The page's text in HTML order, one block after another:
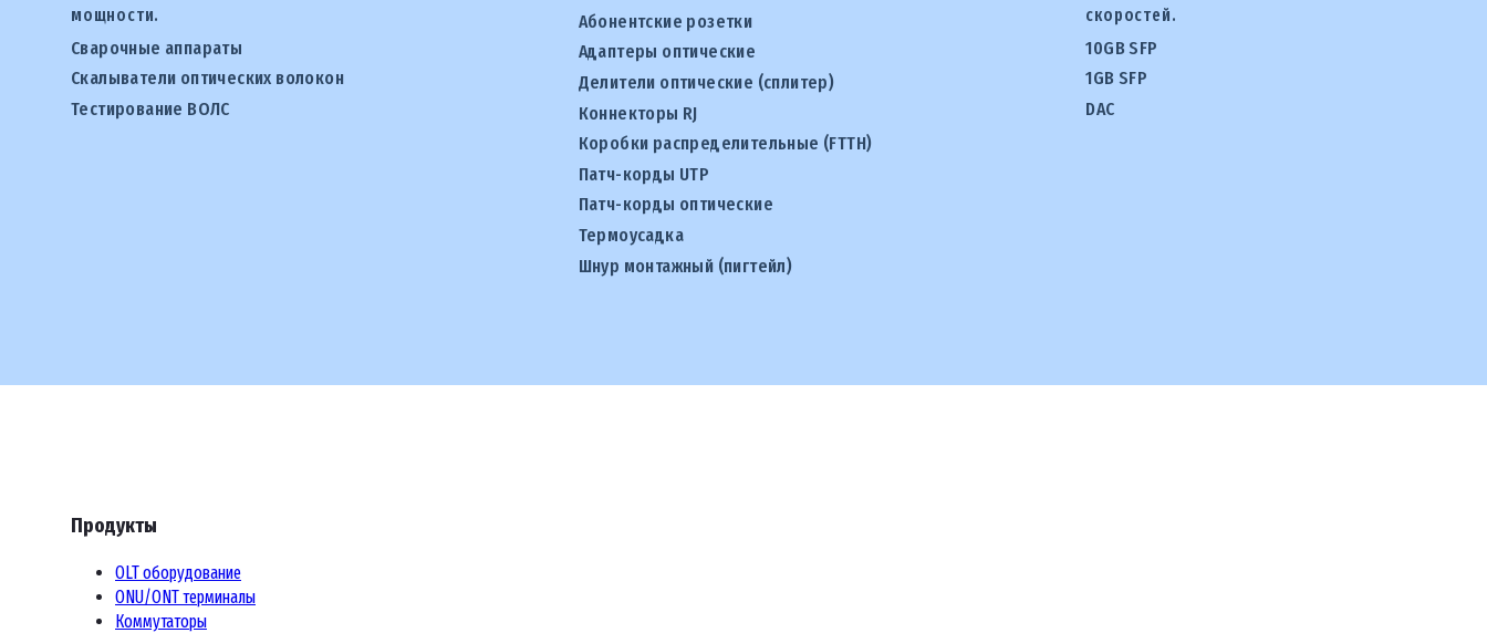
мощности.
Сварочные аппараты
Скалыватели оптических волокон
Тестирование ВОЛС
Абонентские розетки
Адаптеры оптические
Делители оптические (сплитер)
Коннекторы RJ
Коробки распределительные (FTTH)
Патч-корды UTP
Патч-корды оптические
Термоусадка
Шнур монтажный (пигтейл)
скоростей.
10GB SFP
1GB SFP
DAC
Продукты
OLT оборудование
ONU/ONT терминалы
Коммутаторы